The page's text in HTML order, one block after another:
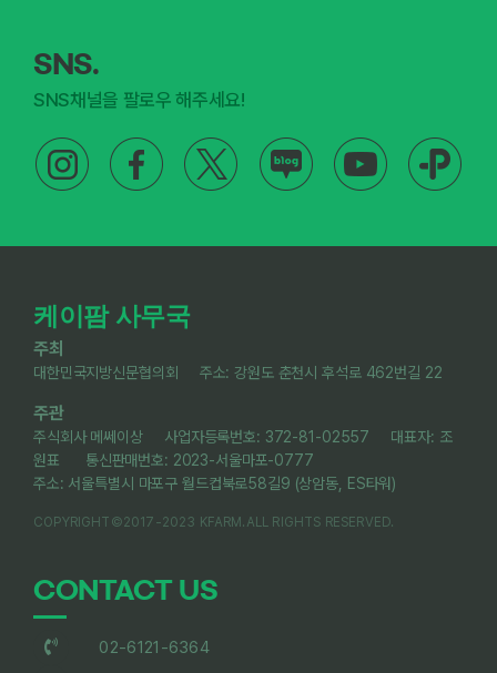
SNS.
SNS채널을 팔로우 해주세요!
케이팜 사무국
주최
대한민국지방신문협의회 주소: 강원도 춘천시 후석로 462번길 22
주관
주식회사 메쎄이상 사업자등록번호: 372-81-02557 대표자: 조
원표 통신판매번호: 2023-서울마포-0777
주소: 서울특별시 마포구 월드컵북로58길9 (상암동, ES타워)
COPYRIGHT©2017-2023 KFARM.ALL RIGHTS RESERVED.
CONTACT US
02-6121-6364